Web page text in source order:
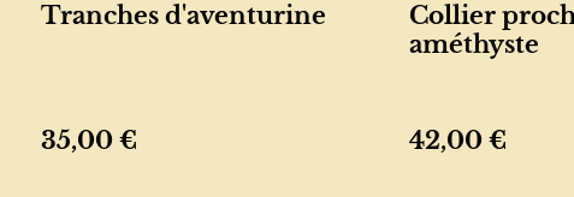
Tranches d'aventurine
35,00 €
Collier
améthyste
42,00 €